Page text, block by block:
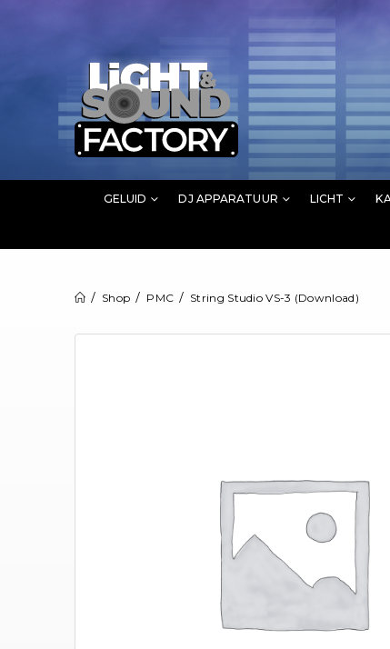
GELUID DJ APPARATUUR LICHT
Shop PMC String Studio VS-3 (Download)